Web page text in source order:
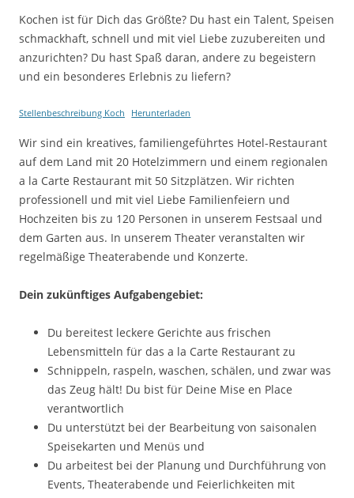
Kochen ist für Dich das Größte? Du hast ein Talent, Speisen
schmackhaft, schnell und mit viel Liebe zuzubereiten und
anzurichten? Du hast Spaß daran, andere zu begeistern
und ein besonderes Erlebnis zu liefern?
Stellenbeschreibung Koch Herunterladen
Wir sind ein kreatives, familiengeführtes Hotel-Restaurant
auf dem Land mit 20 Hotelzimmern und einem regionalen
a la Carte Restaurant mit 50 Sitzplätzen. Wir richten
professionell und mit viel Liebe Familienfeiern und
Hochzeiten bis zu 120 Personen in unserem Festsaal und
dem Garten aus. In unserem Theater veranstalten wir
regelmäßige Theaterabende und Konzerte.
Dein zukünftiges Aufgabengebiet:
Du bereitest leckere Gerichte aus frischen
Lebensmitteln für das a la Carte Restaurant zu
Schnippeln, raspeln, waschen, schälen, und zwar was
das Zeug hält! Du bist für Deine Mise en Place
verantwortlich
Du unterstützt bei der Bearbeitung von saisonalen
Speisekarten und Menüs und
Du arbeitest bei der Planung und Durchführung von
Events, Theaterabende und Feierlichkeiten mit